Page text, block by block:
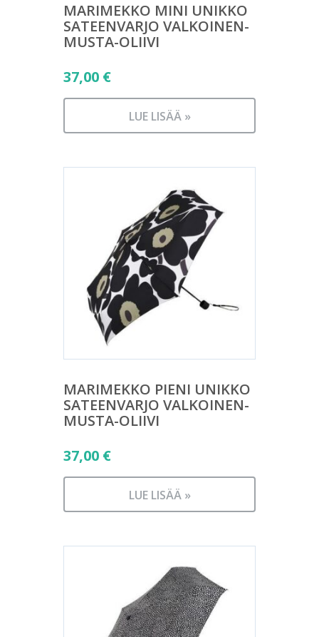
MARIMEKKO MINI UNIKKO
SATEENVARJO VALKOINEN-
MUSTA-OLIIVI
37,00 €
LUE LISÄÄ »
MARIMEKKO PIENI UNIKKO
SATEENVARJO VALKOINEN-
MUSTA-OLIIVI
37,00 €
LUE LISÄÄ »